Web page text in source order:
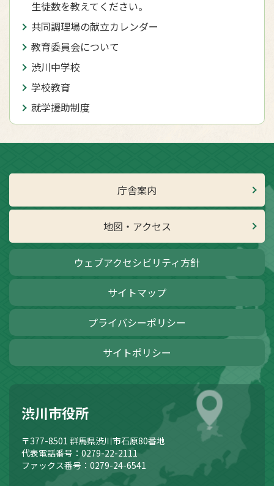
生徒数を教えてください。
共同調理場の献立カレンダー
教育委員会について
渋川中学校
学校教育
就学援助制度
庁舎案内
地図・アクセス
ウェブアクセシビリティ方針
サイトマップ
プライバシーポリシー
サイトポリシー
渋川市役所
〒377-8501 群馬県渋川市石原80番地
代表電話番号：0279-22-2111
ファックス番号：0279-24-6541